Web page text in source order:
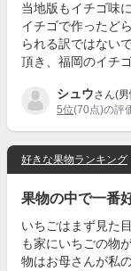
当地版もイチゴ味
イチゴで作ったど
られる訳ではない
頂き、福岡のイチ
シュウさん(
5位(70点)の評
好きな果物ランキング
果物の中で一番
いちごはまず見た
も家にいちごの物
物はお母さんが私